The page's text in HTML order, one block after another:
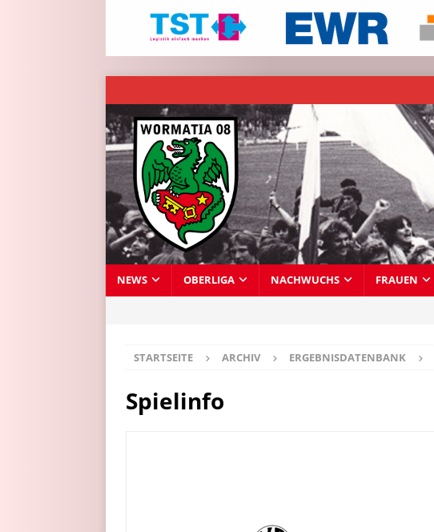
NEWS OBERLIGA NACHWUCHS FRAUEN
STARTSEITE ARCHIV ERGEBNISDATENBANK
Spielinfo